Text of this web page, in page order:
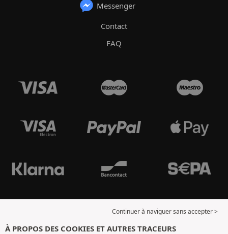
Messenger
Contact
FAQ
Continuer à naviguer sans accepter >
À PROPOS DES COOKIES ET AUTRES TRACEURS